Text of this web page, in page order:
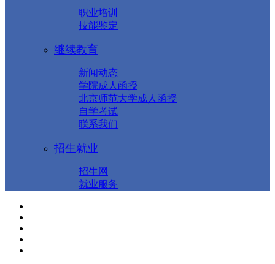
职业培训
技能鉴定
继续教育
新闻动态
学院成人函授
北京师范大学成人函授
自学考试
联系我们
招生就业
招生网
就业服务